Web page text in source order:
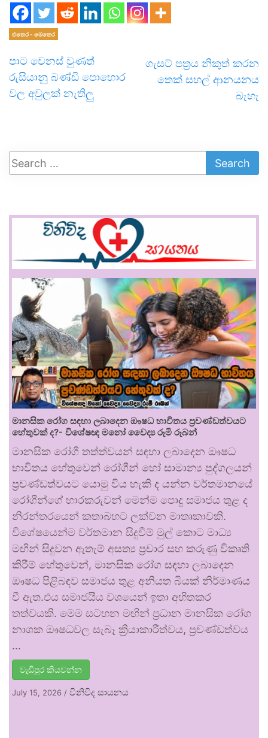
එතෙර - මෙතෙර
පාට වෙනස් වුණත්
රුසියානු බණ්ඩි පොහොර
වල අවුලක් නැතිලු
ගැසට් පත්‍රය නිකුත් කරන
තෙක් සහල් ආනයනය
බැහැ
මානසික රෝග සඳහා ලබාදෙන ඖෂධ භාවිතය ප්‍රචණ්ඩත්වයට
හේතුවක් ද?- විශේෂඥ මනෝ වෛද්‍ය රූමි රූබන්
මානසික රෝගී තත්ත්වයන් සඳහා ලබාදෙන ඖෂධ
භාවිතය හේතුවෙන් රෝගීන් හෝ සාමාන්‍ය පුද්ගලයන්
ප්‍රචණ්ඩත්වයට යොමු විය හැකි ද යන්න වර්තමානයේ
රෝගීන්ගේ භාරකරුවන් මෙන්ම පොදු සමාජය තුළ ද
නිරන්තරයෙන් කතාබහට ලක්වන මාතෘකාවකි.
විශේෂයෙන්ම වර්තමාන සිදුවීම් මුල් කොට මාධ්‍ය
මඟින් සිදුවන ඇතැම් අසත්‍ය ප්‍රචාර සහ කරුණු විකෘති
කිරීම් හේතුවෙන්, මානසික රෝග සඳහා ලබාදෙන
ඖෂධ පිළිබඳව සමාජය තුළ අනියත බියක් නිර්මාණය
වී ඇත.එය සමාජයීය වශයෙන් ඉතා අහිතකර
තත්වයකි. මෙම සටහන මඟින් ප්‍රධාන මානසික රෝග
නාශක ඖෂධවල සැබෑ ක්‍රියාකාරීත්වය, ප්‍රචණ්ඩත්වය
…
වැඩිපුර කියවන්න
July 15, 2026 / විනිවිද සායනය